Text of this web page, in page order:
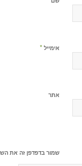
אימייל *
אתר
שמור בדפדפן זה את